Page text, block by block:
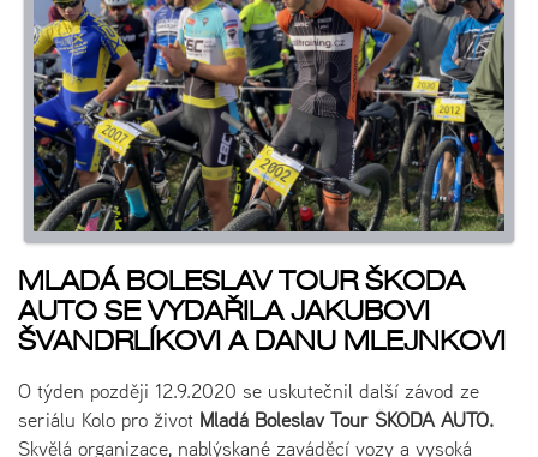
MLADÁ BOLESLAV TOUR ŠKODA
AUTO SE VYDAŘILA JAKUBOVI
ŠVANDRLÍKOVI A DANU MLEJNKOVI
O týden později 12.9.2020 se uskutečnil další závod ze
seriálu Kolo pro život Mladá Boleslav Tour ŠKODA AUTO.
Skvělá organizace, nablýskané zaváděcí vozy a vysoká